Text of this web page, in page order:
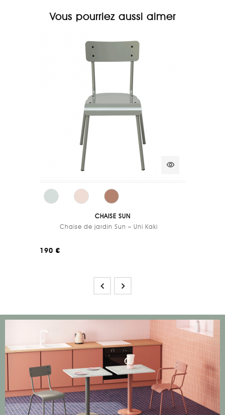
Vous pourriez aussi aimer
visibility
CHAISE SUN
Chaise de jardin Sun – Uni Kaki
190 €
 